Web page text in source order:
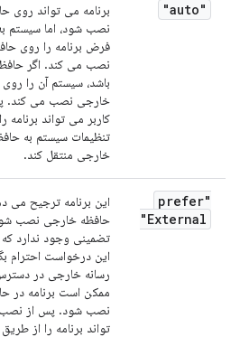
"auto"
برنامه می تواند روی
نصب شود، اما سیستم
فرض برنامه را روی
نصب می کند. اگر
باشد، سیستم آن را
خارجی نصب می کند.
کاربر می تواند برنامه
تنظیمات سیستم به
خارجی منتقل کند.
"prefer
External"
این برنامه ترجیح می
حافظه خارجی نصب
تضمینی وجود ندارد
این درخواست احترام
رسانه خارجی در
ممکن است برنامه در
نصب شود. پس از
تواند برنامه را از